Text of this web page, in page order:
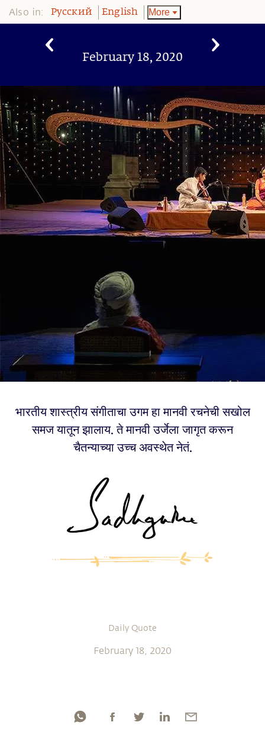
Also in: Pусский English More
February 18, 2020
भारतीय शास्त्रीय संगीताचा उगम हा मानवी रचनेची सखोल
समज यातून झालाय. ते मानवी उर्जेला जागृत करून
चैतन्याच्या उच्च अवस्थेत नेतं.
Daily Quote
February 18, 2020